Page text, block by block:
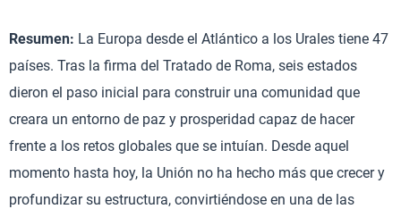
Resumen: La Europa desde el Atlántico a los Urales tiene 47
países. Tras la firma del Tratado de Roma, seis estados
dieron el paso inicial para construir una comunidad que
creara un entorno de paz y prosperidad capaz de hacer
frente a los retos globales que se intuían. Desde aquel
momento hasta hoy, la Unión no ha hecho más que crecer y
profundizar su estructura, convirtiéndose en una de las